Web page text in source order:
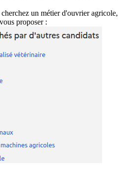
un métier d'ouvrier agricole,
proposer :